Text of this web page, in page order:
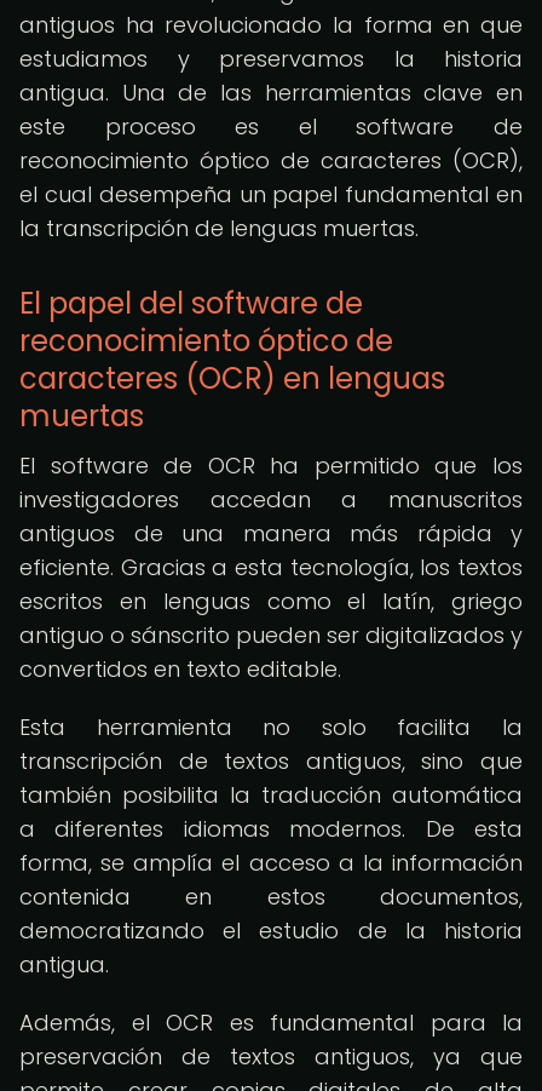
antiguos ha revolucionado la forma en que
estudiamos y preservamos la historia
antigua. Una de las herramientas clave en
este proceso es el software de
reconocimiento óptico de caracteres (OCR),
el cual desempeña un papel fundamental en
la transcripción de lenguas muertas.
El papel del software de
reconocimiento óptico de
caracteres (OCR) en lenguas
muertas
El software de OCR ha permitido que los
investigadores accedan a manuscritos
antiguos de una manera más rápida y
eficiente. Gracias a esta tecnología, los textos
escritos en lenguas como el latín, griego
antiguo o sánscrito pueden ser digitalizados y
convertidos en texto editable.
Esta herramienta no solo facilita la
transcripción de textos antiguos, sino que
también posibilita la traducción automática
a diferentes idiomas modernos. De esta
forma, se amplía el acceso a la información
contenida en estos documentos,
democratizando el estudio de la historia
antigua.
Además, el OCR es fundamental para la
preservación de textos antiguos, ya que